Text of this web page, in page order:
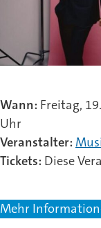
Wann: Freitag,
Uhr
Veranstalter:
Tickets: Diese
Mehr